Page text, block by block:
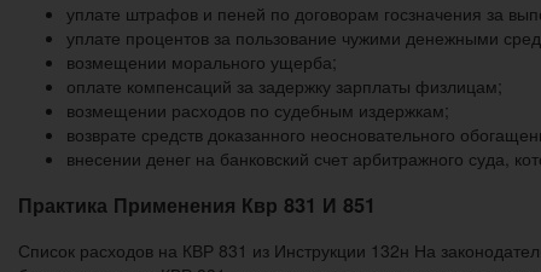
уплате штрафов и пеней по договорам госзначения за
уплате процентов за пользование чужими денежными
возмещении морального ущерба;
оплате компенсаций за задержку зарплаты физлицам;
возмещении расходов по судебным издержкам;
возврате средств доказанного неосновательного
внесении денег на банковский счет арбитражного суда,
Практика Применения Квр 831 И 851
Список расходов на КВР 831 из Инструкции 132н На